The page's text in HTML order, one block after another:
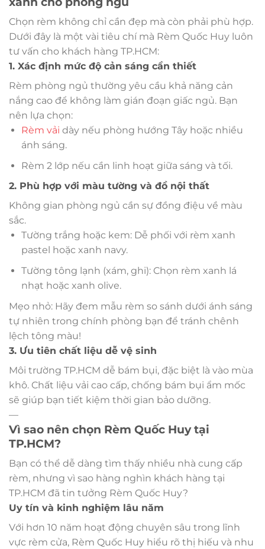
Chọn rèm không chỉ cần đẹp mà còn phải phù hợp.
Dưới đây là một vài tiêu chí mà Rèm Quốc Huy luôn
tư vấn cho khách hàng TP.HCM:
1. Xác định mức độ cản sáng cần thiết
Rèm phòng ngủ thường yêu cầu khả năng cản
nắng cao để không làm gián đoạn giấc ngủ. Bạn
nên lựa chọn:
Rèm vải dày nếu phòng hướng Tây hoặc nhiều
ánh sáng.
Rèm 2 lớp nếu cần linh hoạt giữa sáng và tối.
2. Phù hợp với màu tường và đồ nội thất
Không gian phòng ngủ cần sự đồng điệu về màu
sắc.
Tường trắng hoặc kem: Dễ phối với rèm xanh
pastel hoặc xanh navy.
Tường tông lạnh (xám, ghi): Chọn rèm xanh lá
nhạt hoặc xanh olive.
Mẹo nhỏ: Hãy đem mẫu rèm so sánh dưới ánh sáng
tự nhiên trong chính phòng bạn để tránh chênh
lệch tông màu!
3. Ưu tiên chất liệu dễ vệ sinh
Môi trường TP.HCM dễ bám bụi, đặc biệt là vào mùa
khô. Chất liệu vải cao cấp, chống bám bụi ẩm mốc
sẽ giúp bạn tiết kiệm thời gian bảo dưỡng.
—
Vì sao nên chọn Rèm Quốc Huy tại
TP.HCM?
Bạn có thể dễ dàng tìm thấy nhiều nhà cung cấp
rèm, nhưng vì sao hàng nghìn khách hàng tại
TP.HCM đã tin tưởng Rèm Quốc Huy?
Uy tín và kinh nghiệm lâu năm
Với hơn 10 năm hoạt động chuyên sâu trong lĩnh
vực rèm cửa, Rèm Quốc Huy hiểu rõ thị hiếu và nhu